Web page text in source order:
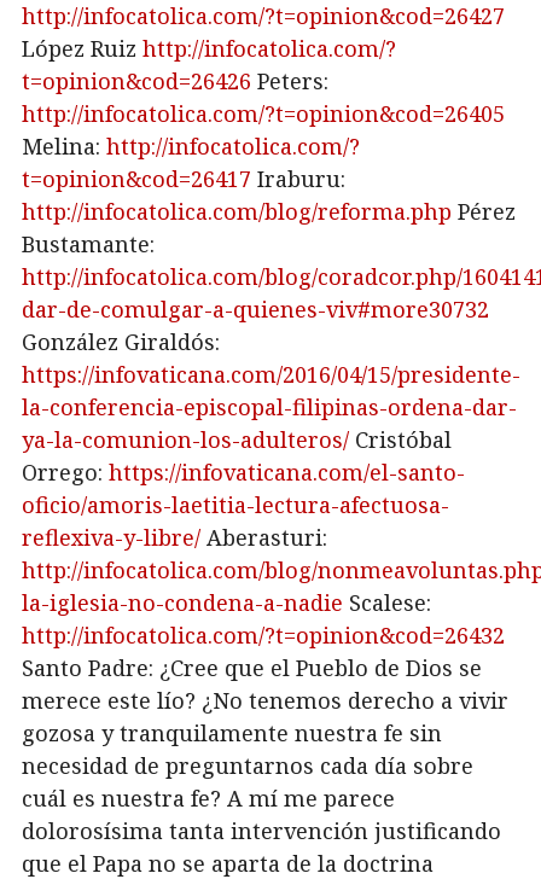
http://infocatolica.com/?t=opinion&cod=26427
López Ruiz http://infocatolica.com/?
t=opinion&cod=26426 Peters:
http://infocatolica.com/?t=opinion&cod=26405
Melina: http://infocatolica.com/?
t=opinion&cod=26417 Iraburu:
http://infocatolica.com/blog/reforma.php Pérez
Bustamante:
http://infocatolica.com/blog/coradcor.php/
dar-de-comulgar-a-quienes-viv#more30732
González Giraldós:
https://infovaticana.com/2016/04/15/presidente-
la-conferencia-episcopal-filipinas-ordena-dar-
ya-la-comunion-los-adulteros/ Cristóbal
Orrego: https://infovaticana.com/el-santo-
oficio/amoris-laetitia-lectura-afectuosa-
reflexiva-y-libre/ Aberasturi:
http://infocatolica.com/blog/
la-iglesia-no-condena-a-nadie Scalese:
http://infocatolica.com/?t=opinion&cod=26432
Santo Padre: ¿Cree que el Pueblo de Dios se
merece este lío? ¿No tenemos derecho a vivir
gozosa y tranquilamente nuestra fe sin
necesidad de preguntarnos cada día sobre
cuál es nuestra fe? A mí me parece
dolorosísima tanta intervención justificando
que el Papa no se aparta de la doctrina